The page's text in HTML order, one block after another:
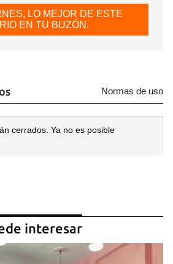
LO MEJOR DE ESTE
EN TU BUZÓN.
Normas de uso
cerrados. Ya no es posible
interesar